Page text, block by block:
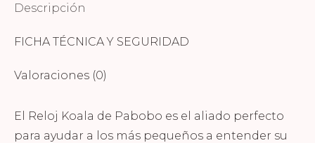
Descripción
FICHA TÉCNICA Y SEGURIDAD
Valoraciones (0)
El Reloj Koala de Pabobo es el aliado perfecto
para ayudar a los más pequeños a entender su